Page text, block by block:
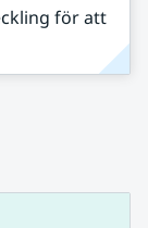
för att